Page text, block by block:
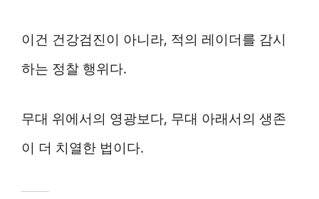
이건 건강검진이 아니라, 적의 레이더를 감시
하는 정찰 행위다.
무대 위에서의 영광보다, 무대 아래서의 생존
이 더 치열한 법이다.